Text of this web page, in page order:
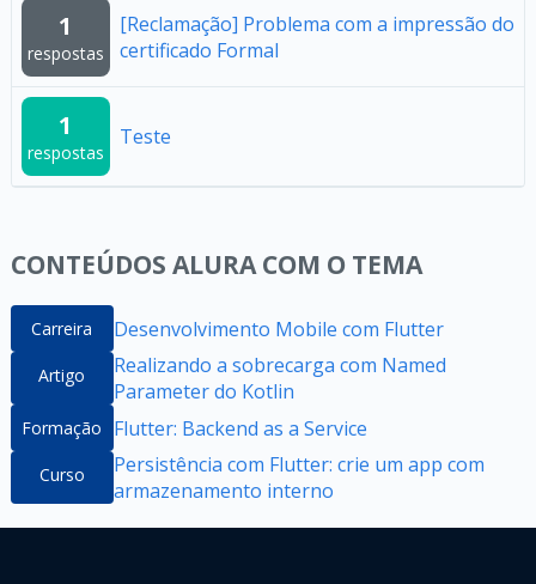
1
respostas
[Reclamação] Problema com a impressão do
certificado Formal
1
respostas
Teste
CONTEÚDOS ALURA COM O TEMA
Carreira Desenvolvimento Mobile com Flutter
Artigo
Realizando a sobrecarga com Named
Parameter do Kotlin
Formação Flutter: Backend as a Service
Curso
Persistência com Flutter: crie um app com
armazenamento interno